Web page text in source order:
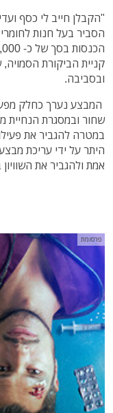
"הקבלן חייב לי כסף
הסביר בעל חנות
קניית הביקורת
ובסביבה.
המבצע נערך כחלק
שחור ובמסגרת הנחיית
במטרה להגביר את
היתר על ידי עריכת
אמת ולהגביר את
פרסומת